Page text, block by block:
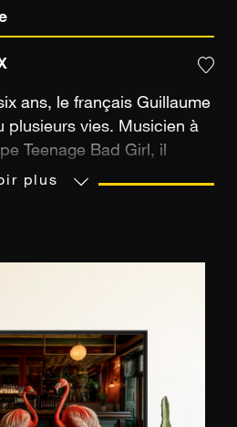
ans, le français Guillaume
plusieurs vies. Musicien à
Teenage Bad Girl, il
de musique électronique et
qui développait lui-
grâce à une
des musées que l’artiste
regard et apprend à
plus